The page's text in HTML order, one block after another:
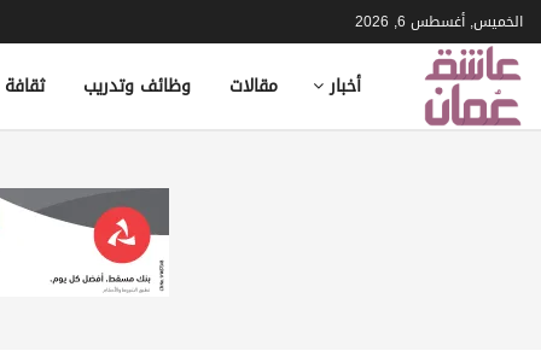
الخميس, أغسطس 6, 2026
أخبار مقالات وظائف وتدريب